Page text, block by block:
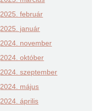
2025. február
2025. január
2024. november
2024. október
2024. szeptember
2024. május
2024. április